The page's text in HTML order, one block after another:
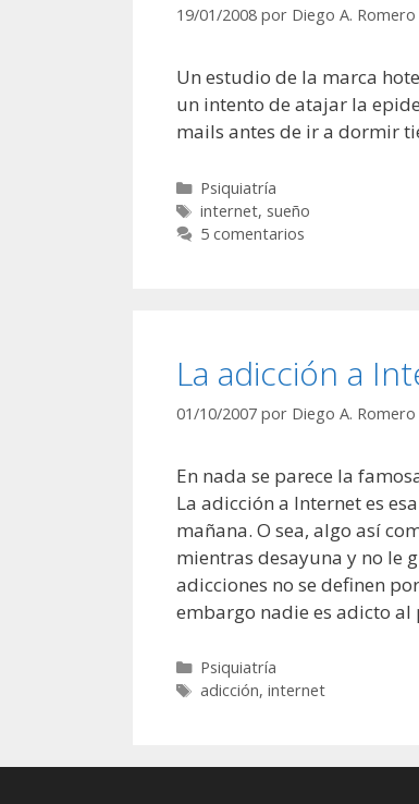
19/01/2008 por Diego A. Romero
Un estudio de la marca
un intento de atajar la
mails antes de ir a dormir
Categorías
Psiquiatría
Etiquetas
internet, sueño
5 comentarios
La adicción a
01/10/2007 por Diego A. Romero
En nada se parece la
La adicción a Internet es
mañana. O sea, algo así
mientras desayuna y no le
adicciones no se definen
embargo nadie es adicto al
Categorías
Psiquiatría
Etiquetas
adicción, internet